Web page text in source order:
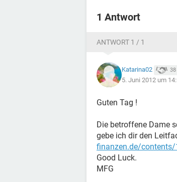
1 Antwort
ANTWORT 1 / 1
Katarina02 38
5. Juni 2012 um
Guten Tag !
Die betroffene Dame
gebe ich dir den
finanzen.de/contents/
Good Luck.
MFG